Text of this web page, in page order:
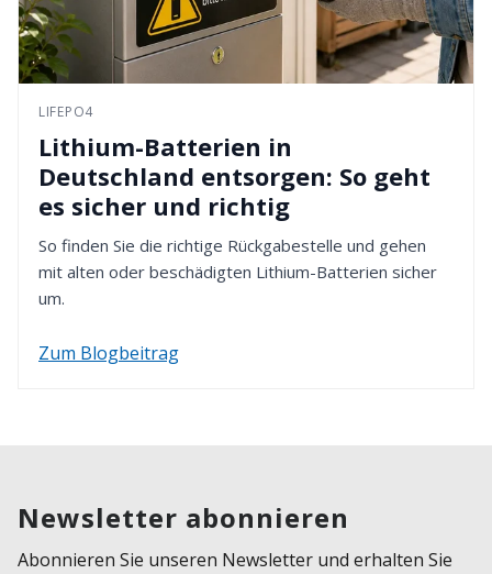
LIFEPO4
Lithium-Batterien in
Deutschland entsorgen: So geht
es sicher und richtig
So finden Sie die richtige Rückgabestelle und gehen
mit alten oder beschädigten Lithium-Batterien sicher
um.
Zum Blogbeitrag
Newsletter abonnieren
Abonnieren Sie unseren Newsletter und erhalten Sie